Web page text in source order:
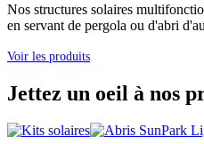
Nos structures solaires
en servant de pergola ou d'abri
Voir les produits
Jettez un oeil à nos